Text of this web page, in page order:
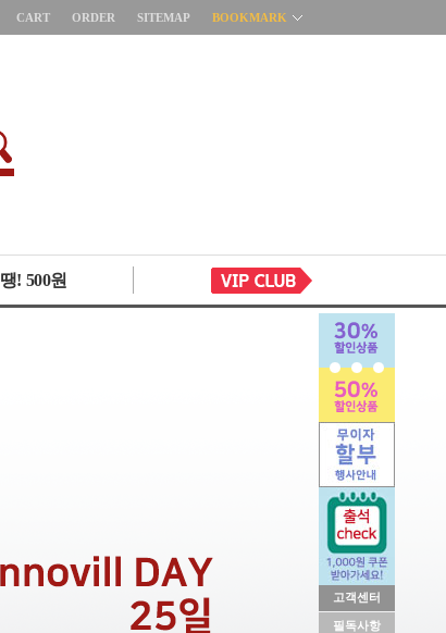
고객센터
필독사항
CART ORDER SITEMAP BOOKMARK
땡! 500원